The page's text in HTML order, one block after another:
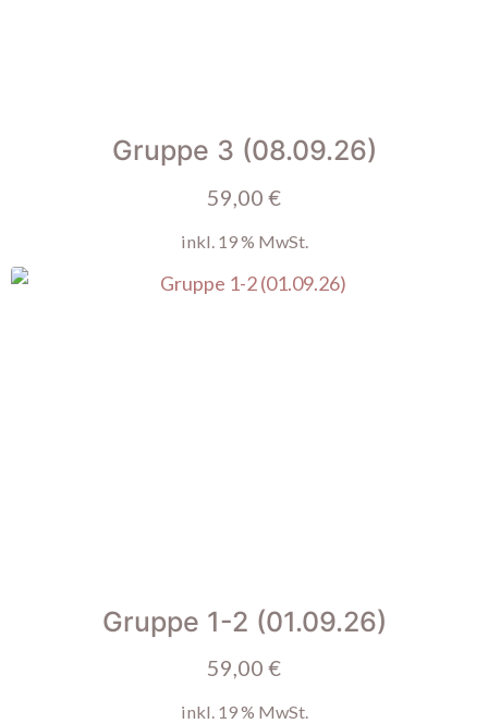
Gruppe 3 (08.09.26)
59,00 €
inkl. 19 % MwSt.
Gruppe 1-2 (01.09.26)
59,00 €
inkl. 19 % MwSt.